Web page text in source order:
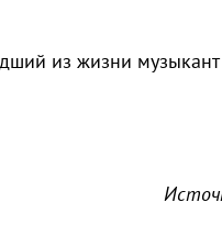
из жизни